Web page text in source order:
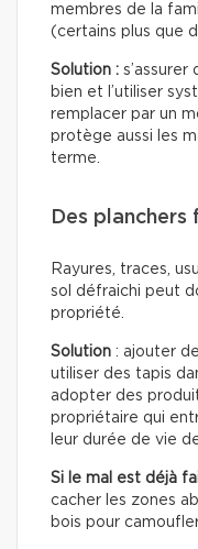
membres de la
(certains plus que
Solution :
bien et l’utiliser
remplacer par un
protège aussi les
terme.
Des
Rayures, traces,
sol défraichi peut
propriété.
Solution : ajouter
utiliser des tapis
adopter des
propriétaire qui
leur durée de vie
Si le mal est déjà
cacher les zones
bois pour